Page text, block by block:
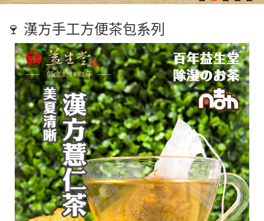
🍷 漢方手工方便茶包系列